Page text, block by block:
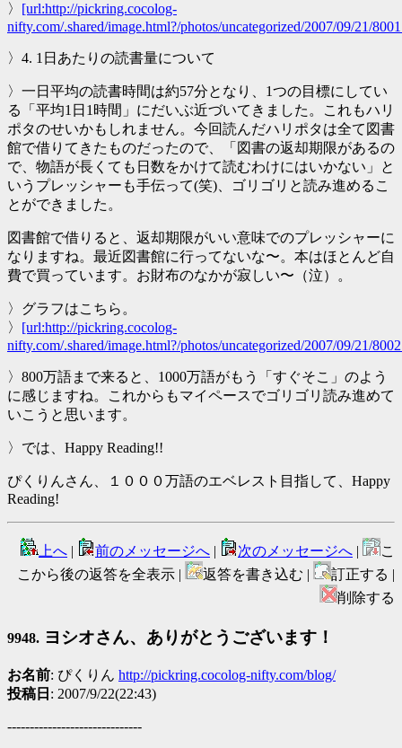
〉 [url:http://pickring.cocolog-
nifty.com/.shared/image.html?/photos/uncategorized/2007/09/21/
〉4. 1日あたりの読書量について
〉一日平均の読書時間は約57分となり、1つの目標にしてい
る「平均1日1時間」にだいぶ近づいてきました。これもハリ
ポタのせいかもしれません。今回読んだハリポタは全て図書
館で借りてきたものだったので、「図書の返却期限があるの
で、物語が長くても日数をかけて読むわけにはいかない」と
いうプレッシャーも手伝って(笑)、ゴリゴリと読み進めるこ
とができました。
図書館で借りると、返却期限がいい意味でのプレッシャーに
なりますね。最近図書館に行ってないな〜。本はほとんど自
費で買っています。お財布のなかが寂しい〜（泣）。
〉グラフはこちら。
〉 [url:http://pickring.cocolog-
nifty.com/.shared/image.html?/photos/uncategorized/2007/09/21/
〉800万語まで来ると、1000万語がもう「すぐそこ」のよう
に感じますね。これからもマイペースでゴリゴリ読み進めて
いこうと思います。
〉では、Happy Reading!!
ぴくりんさん、１０００万語のエベレスト目指して、Happy
Reading!
上へ | 前のメッセージへ | 次のメッセージへ |
こ
こから後の返答を全表示 |
返答を書き込む |
訂正する |
削除する
9948. ヨシオさん、ありがとうございます！
お名前: ぴくりん http://pickring.cocolog-nifty.com/blog/
投稿日 : 2007/9/22(22:43)
------------------------------